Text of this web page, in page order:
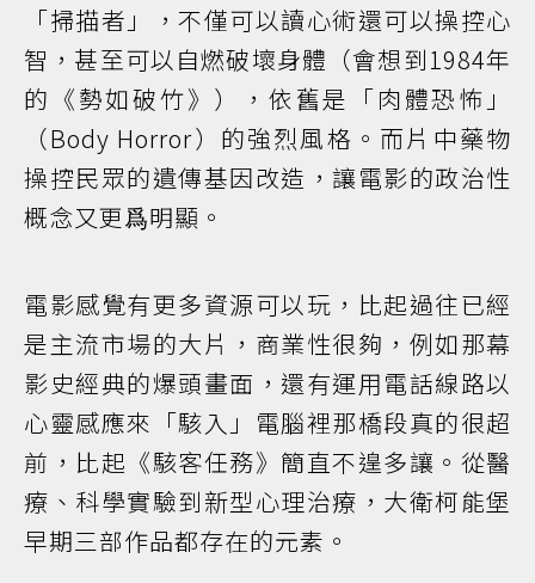
「掃描者」，不僅可以讀心術還可以操控心
智，甚至可以自燃破壞身體（會想到1984年
的《勢如破竹》），依舊是「肉體恐怖」
（Body Horror）的強烈風格。而片中藥物
操控民眾的遺傳基因改造，讓電影的政治性
概念又更爲明顯。
電影感覺有更多資源可以玩，比起過往已經
是主流市場的大片，商業性很夠，例如那幕
影史經典的爆頭畫面，還有運用電話線路以
心靈感應來「駭入」電腦裡那橋段真的很超
前，比起《駭客任務》簡直不遑多讓。從醫
療、科學實驗到新型心理治療，大衛柯能堡
早期三部作品都存在的元素。